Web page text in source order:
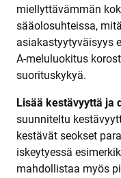
miellyttävämmän
sääolosuhteissa,
asiakastyytyväisyys
A-meluluokitus
suorituskykyä.
Lisää kestävyyttä ja
suunniteltu
kestävät seokset
iskeytyessä
mahdollistaa myös